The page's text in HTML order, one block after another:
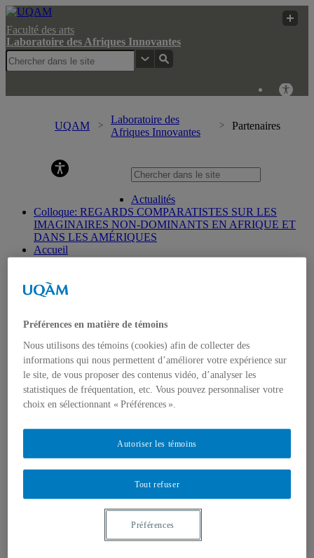
Faculté des arts
Laboratoire des Afriques Innovantes
UQAM
Laboratoire des
Afriques Innovantes
Partenaires
Actualités
Colloque: REGARDS COMPARATISTES SUR LES
IMAGINAIRES NON-DOMINANTS EN AFRIQUE ET
DANS LES AMÉRIQUES
Accueil
Qui sommes-nous ?
Monia Abdallah
Rémi Bachand
Isaac Bazié
Jean-Jacques Bogui
Bonnie Campbell
Karim Diomande
Ibrahim Hamani
Oumar Kane
Mark Purdon
Min Sun
Membres – Associé.e.s
Médard Agbazo
Préférences en matière de témoins
Nous utilisons des témoins (cookies) afin de collecter des
informations qui nous permettent d’améliorer votre expérience sur
le site, de vous proposer des contenus vidéo, d’analyser les
statistiques de fréquentation, etc. Vous pouvez personnaliser votre
choix en sélectionnant « Préférences ».
Tout refuser
Autoriser les témoins
Préférences